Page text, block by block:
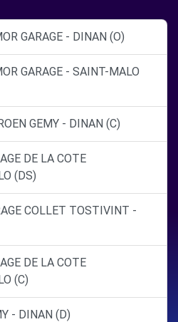
GARAGE - DINAN (O)
GARAGE - SAINT-MALO
GEMY - DINAN (C)
DE LA COTE
(DS)
COLLET TOSTIVINT -
DE LA COTE
(C)
- DINAN (D)